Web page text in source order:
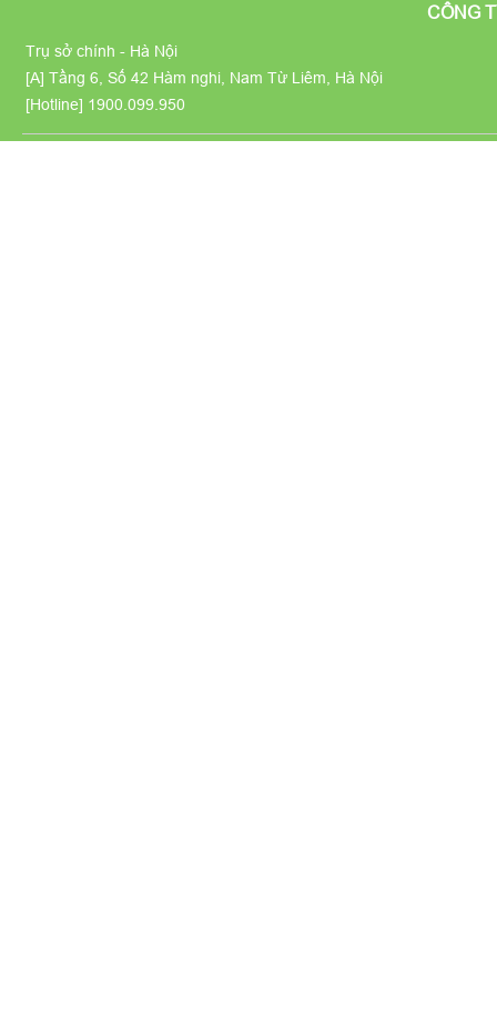
You light the sky just
CÔNG
Trụ sở chính - Hà Nội
[A] Tầng 6, Số 42 Hàm nghi, Nam Từ Liêm, Hà Nội
[Hotline] 1900.099.950